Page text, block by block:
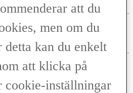
3 000 kr vid skador som täcks av
att du
men om du
detta kan du enkelt
att klicka på
cookie-inställningar